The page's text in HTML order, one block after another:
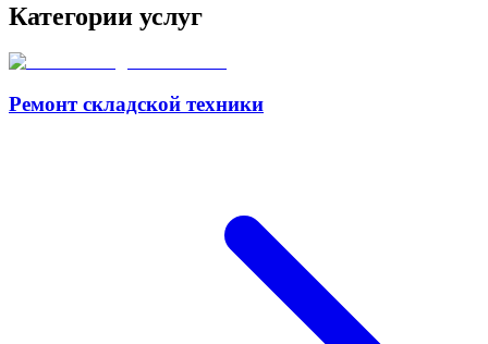
Категории услуг
Ремонт складской техники